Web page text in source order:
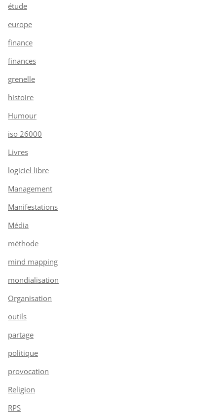
étude
europe
finance
finances
grenelle
histoire
Humour
iso 26000
Livres
logiciel libre
Management
Manifestations
Média
méthode
mind mapping
mondialisation
Organisation
outils
partage
politique
provocation
Religion
RPS